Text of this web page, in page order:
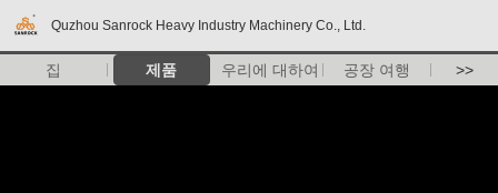
Quzhou Sanrock Heavy Industry Machinery Co., Ltd.
집 제품 우리에 대하여 공장 여행 >>